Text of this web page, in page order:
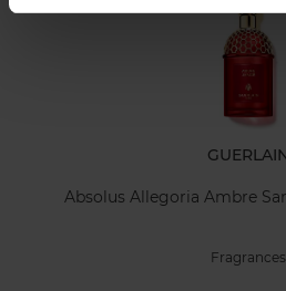
Absolus Allegoria Ambre
Fragrances